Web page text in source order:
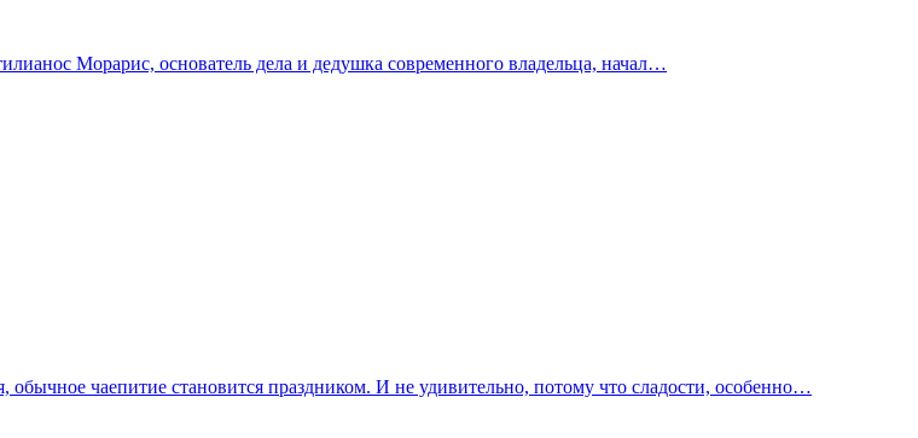
Морарис, основатель дела и дедушка современного владельца, начал…
чаепитие становится праздником. И не удивительно, потому что сладости, особенно…